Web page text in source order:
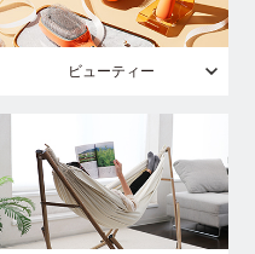
ビューティー